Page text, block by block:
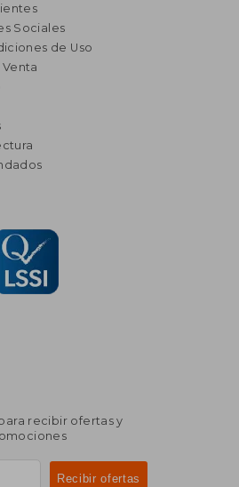
Sociales
de Uso
recibir ofertas y